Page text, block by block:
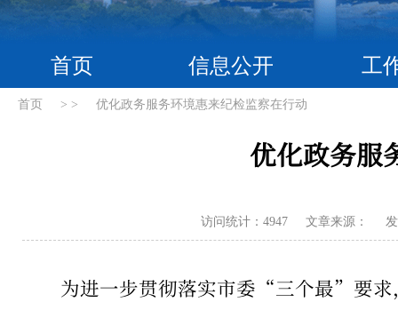
首页 信息公开 工
首页 > > 优化政务服务环境惠来纪检监察在行动
优化政务服
访问统计：4947 文章来源：
为进一步贯彻落实市委“三个最”要求